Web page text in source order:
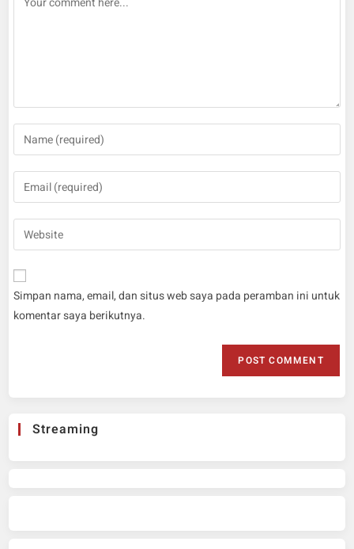
Simpan nama, email, dan situs web saya pada peramban ini untuk
komentar saya berikutnya.
Streaming